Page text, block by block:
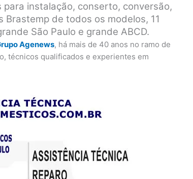
instalação, conserto, conversão,
de todos os modelos, 11
São Paulo e grande ABCD.
Agenews, há mais de 40 anos no ramo de
técnicos qualificados e experientes em